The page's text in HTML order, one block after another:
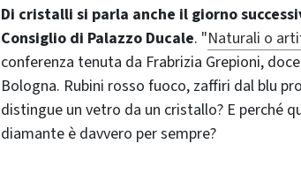
Di cristalli si parla anche il giorno
Consiglio di Palazzo Ducale. "Naturali o
conferenza tenuta da Frabrizia Grepioni,
Bologna. Rubini rosso fuoco, zaffiri dal blu
distingue un vetro da un cristallo? E perché
diamante è davvero per sempre?